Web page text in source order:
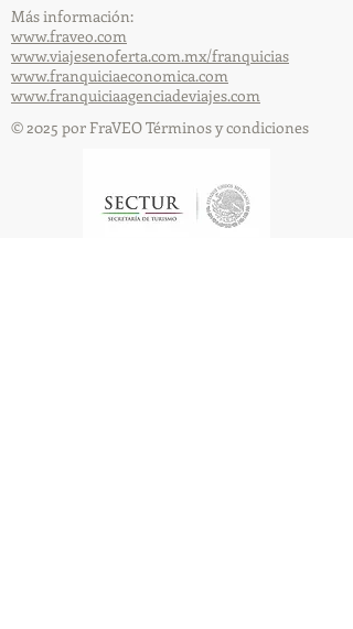
Más información:
www.fraveo.com
www.viajesenoferta.com.mx/franquicias
www.franquiciaeconomica.com
www.franquiciaagenciadeviajes.com
© 2025 por FraVEO Términos y condiciones